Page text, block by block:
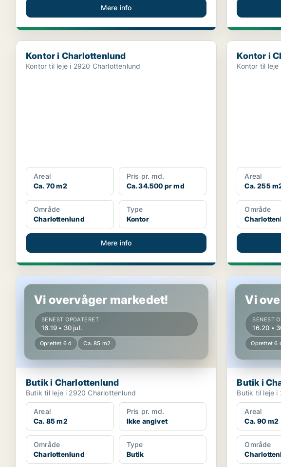
Mere info
Kontor i Charlottenlund
Kontor i Charlottenlund
Kontor til leje i 2920 Charlottenlund
Areal
Ca. 70 m2
Pris pr. md.
Ca. 34.500 pr md
Område
Charlottenlund
Type
Kontor
Mere info
Kontor i
Kontor i
Kontor til
Areal
Ca. 255
Område
Butik i Charlottenlund
Vi overvåger markedet!
SENEST OPDATERET
16.19 • 30 jul.
Oprettet 6 d Ca. 85 m2
Butik i Charlottenlund
Butik til leje i 2920 Charlottenlund
Areal
Ca. 85 m2
Pris pr. md.
Ikke angivet
Område
Charlottenlund
Type
Butik
Butik i
Vi
SENEST
16.20 •
Oprettet 6
Butik i
Butik til leje i
Areal
Ca. 90 m2
Område